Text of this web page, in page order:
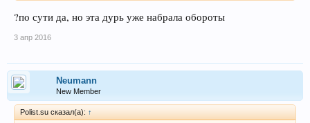
?по сути да, но эта дурь уже набрала обороты
3 апр 2016
Neumann
New Member
Polist.su сказал(а): ↑